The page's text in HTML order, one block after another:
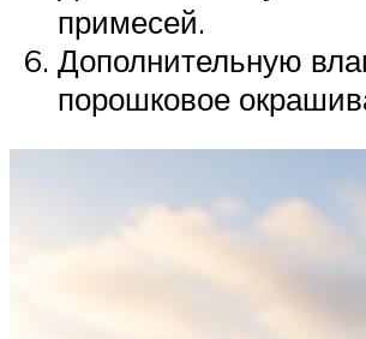
примесей.
Дополнительную
порошковое